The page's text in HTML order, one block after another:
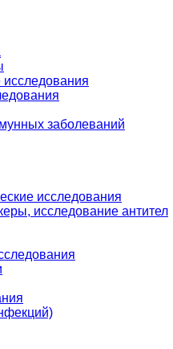
исследования
заболеваний
исследования
исследование антител